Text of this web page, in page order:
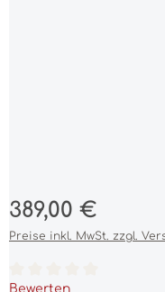
Regulärer Preis:
389,00 €
Preise inkl. MwSt. zzgl.
Durchschnittliche
Bewerten